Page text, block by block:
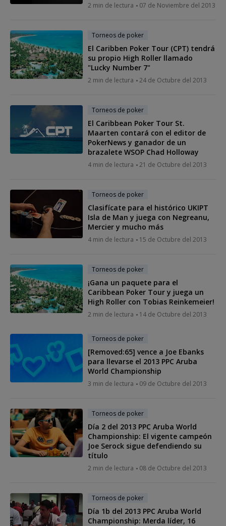
2 min de lectura 07 de Noviembre del 2013
Torneos de poker
El Caribben Poker Tour (CPT) tendrá
su propio High Roller llamado
"Lucky Number 7"
2 min de lectura 24 de Octubre del 2013
Torneos de poker
El Caribbean Poker Tour St.
Maarten contará con el editor de
PokerNews y ganador de un
brazalete WSOP Chad Holloway
4 min de lectura 21 de Octubre del 2013
Torneos de poker
Clasifícate para el histórico UKIPT
Isla de Man y juega con Negreanu,
Mercier y mucho más
4 min de lectura 15 de Octubre del 2013
Torneos de poker
¡Gana un paquete para el
Caribbean Poker Tour y juega un
High Roller con Tobias Reinkemeier!
2 min de lectura 14 de Octubre del 2013
Torneos de poker
[Removed:65] vence a Joe Ebanks
para llevarse el 2013 PPC Aruba
World Championship
3 min de lectura 09 de Octubre del 2013
Torneos de poker
Día 2 del 2013 PPC Aruba World
Championship: El vigente campeón
Joe Serock sigue defendiendo su
título
2 min de lectura 08 de Octubre del 2013
Torneos de poker
Día 1b del 2013 PPC Aruba World
Championship: Merda líder, 16